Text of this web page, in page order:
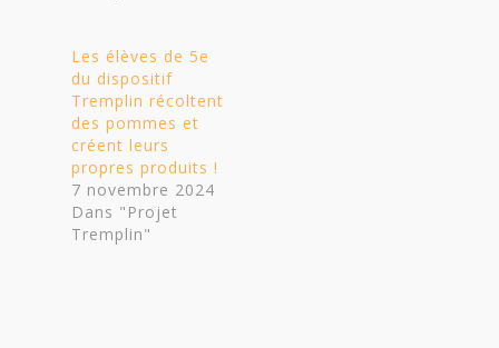
Les élèves de 5e
du dispositif
Tremplin récoltent
des pommes et
créent leurs
propres produits !
7 novembre 2024
Dans "Projet
Tremplin"